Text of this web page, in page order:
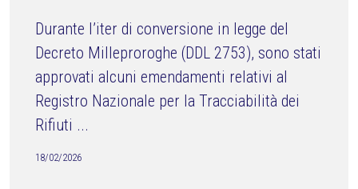
Durante l’iter di conversione in legge del
Decreto Milleproroghe (DDL 2753), sono stati
approvati alcuni emendamenti relativi al
Registro Nazionale per la Tracciabilità dei
Rifiuti ...
18/02/2026